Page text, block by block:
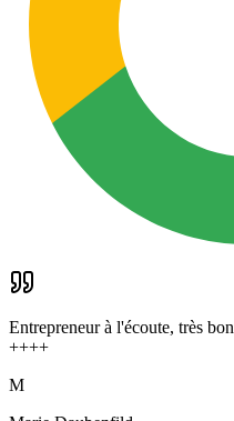
Entrepreneur à l'écoute, très
++++
M